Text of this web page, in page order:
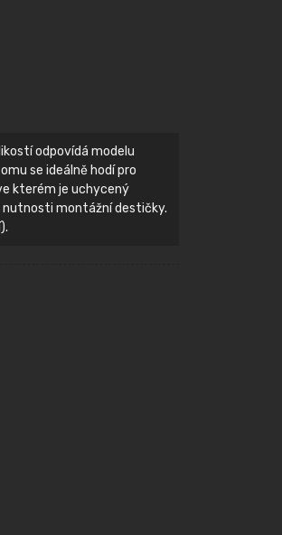
odpovídá modelu
se ideálně hodí pro
kterém je uchycený
nutnosti montážní destičky.